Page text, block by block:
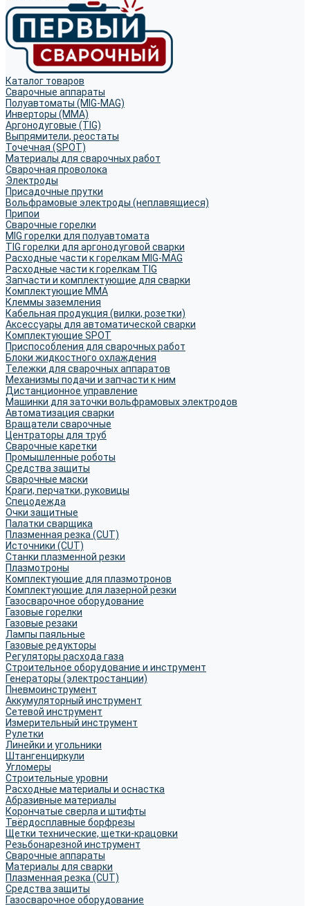
Каталог товаров
Сварочные аппараты
Полуавтоматы (MIG-MAG)
Инверторы (MMA)
Аргонодуговые (TIG)
Выпрямители, реостаты
Точечная (SPOT)
Материалы для сварочных работ
Сварочная проволока
Электроды
Присадочные прутки
Вольфрамовые электроды (неплавящиеся)
Припои
Сварочные горелки
MIG горелки для полуавтомата
TIG горелки для аргонодуговой сварки
Расходные части к горелкам MIG-MAG
Расходные части к горелкам TIG
Запчасти и комплектующие для сварки
Комплектующие ММА
Клеммы заземления
Кабельная продукция (вилки, розетки)
Аксессуары для автоматической сварки
Комплектующие SPOT
Приспособления для сварочных работ
Блоки жидкостного охлаждения
Тележки для сварочных аппаратов
Механизмы подачи и запчасти к ним
Дистанционное управление
Машинки для заточки вольфрамовых электродов
Автоматизация сварки
Вращатели сварочные
Центраторы для труб
Сварочные каретки
Промышленные роботы
Средства защиты
Сварочные маски
Краги, перчатки, руковицы
Спецодежда
Очки защитные
Палатки сварщика
Плазменная резка (CUT)
Источники (CUT)
Станки плазменной резки
Плазмотроны
Комплектующие для плазмотронов
Комплектующие для лазерной резки
Газосварочное оборудование
Газовые горелки
Газовые резаки
Лампы паяльные
Газовые редукторы
Регуляторы расхода газа
Строительное оборудование и инструмент
Генераторы (электростанции)
Пневмоинструмент
Аккумуляторный инструмент
Сетевой инструмент
Измерительный инструмент
Рулетки
Линейки и угольники
Штангенциркули
Угломеры
Строительные уровни
Расходные материалы и оснастка
Абразивные материалы
Корончатые сверла и штифты
Твёрдосплавные борфрезы
Щетки технические, щетки-крацовки
Резьбонарезной инструмент
Сварочные аппараты
Материалы для сварки
Плазменная резка (CUT)
Средства защиты
Газосварочное оборудование